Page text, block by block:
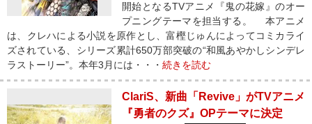
開始となるTVアニメ『鬼の花嫁』のオー
プニングテーマを担当する。 本アニメ
は、クレハによる小説を原作とし、富樫じゅんによってコミカライ
ズされている、シリーズ累計650万部突破の“和風あやかしシンデレ
ラストーリー”。本年3月には・・・ 続きを読む
ClariS、新曲「Revive」がTVアニメ
『勇者のクズ』OPテーマに決定